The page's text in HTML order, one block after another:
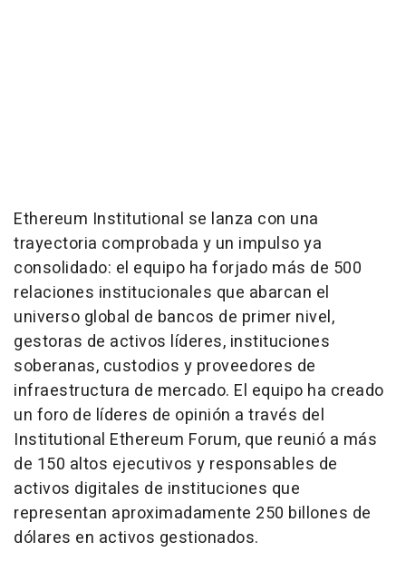
Ethereum Institutional se lanza con una
trayectoria comprobada y un impulso ya
consolidado: el equipo ha forjado más de 500
relaciones institucionales que abarcan el
universo global de bancos de primer nivel,
gestoras de activos líderes, instituciones
soberanas, custodios y proveedores de
infraestructura de mercado. El equipo ha creado
un foro de líderes de opinión a través del
Institutional Ethereum Forum, que reunió a más
de 150 altos ejecutivos y responsables de
activos digitales de instituciones que
representan aproximadamente 250 billones de
dólares en activos gestionados.